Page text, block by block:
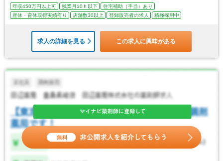
年収450万円以上可 残業月10ｈ以下
住宅補助（手当）あり
産休・育休取得実績有り
店舗数30以上 登録販売者の求人 積極採用中
求人の詳細を見る この求人に興味がある